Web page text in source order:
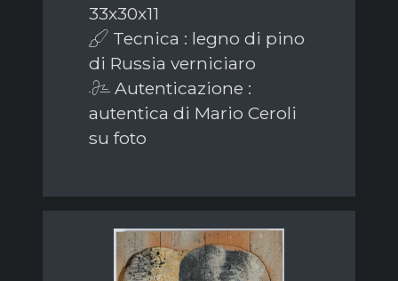
33x30x11
Tecnica : legno di pino
di Russia verniciaro
Autenticazione :
autentica di Mario Ceroli
su foto